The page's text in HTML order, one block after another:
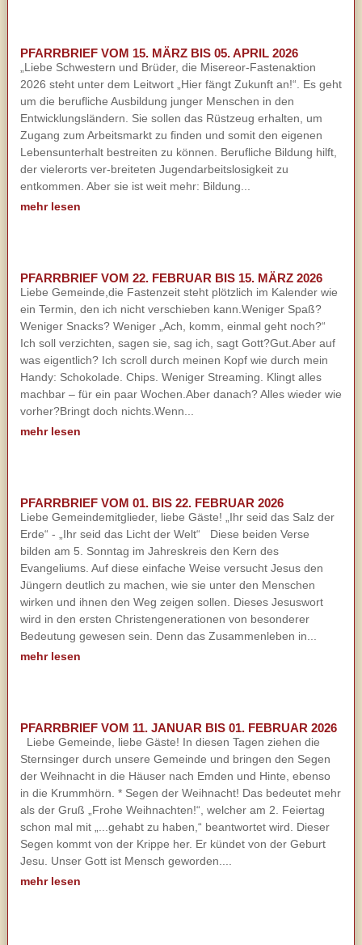
PFARRBRIEF VOM 15. MÄRZ BIS 05. APRIL 2026
„Liebe Schwestern und Brüder, die Misereor-Fastenaktion
2026 steht unter dem Leitwort „Hier fängt Zukunft an!“. Es geht
um die berufliche Ausbildung junger Menschen in den
Entwicklungsländern. Sie sollen das Rüstzeug erhalten, um
Zugang zum Arbeitsmarkt zu finden und somit den eigenen
Lebensunterhalt bestreiten zu können. Berufliche Bildung hilft,
der vielerorts ver-breiteten Jugendarbeitslosigkeit zu
entkommen. Aber sie ist weit mehr: Bildung...
mehr lesen
PFARRBRIEF VOM 22. FEBRUAR BIS 15. MÄRZ 2026
Liebe Gemeinde,die Fastenzeit steht plötzlich im Kalender wie
ein Termin, den ich nicht verschieben kann.Weniger Spaß?
Weniger Snacks? Weniger „Ach, komm, einmal geht noch?“
Ich soll verzichten, sagen sie, sag ich, sagt Gott?Gut.Aber auf
was eigentlich? Ich scroll durch meinen Kopf wie durch mein
Handy: Schokolade. Chips. Weniger Streaming. Klingt alles
machbar – für ein paar Wochen.Aber danach? Alles wieder wie
vorher?Bringt doch nichts.Wenn...
mehr lesen
PFARRBRIEF VOM 01. BIS 22. FEBRUAR 2026
Liebe Gemeindemitglieder, liebe Gäste! „Ihr seid das Salz der
Erde“ - „Ihr seid das Licht der Welt“ Diese beiden Verse
bilden am 5. Sonntag im Jahreskreis den Kern des
Evangeliums. Auf diese einfache Weise versucht Jesus den
Jüngern deutlich zu machen, wie sie unter den Menschen
wirken und ihnen den Weg zeigen sollen. Dieses Jesuswort
wird in den ersten Christengenerationen von besonderer
Bedeutung gewesen sein. Denn das Zusammenleben in...
mehr lesen
PFARRBRIEF VOM 11. JANUAR BIS 01. FEBRUAR 2026
Liebe Gemeinde, liebe Gäste! In diesen Tagen ziehen die
Sternsinger durch unsere Gemeinde und bringen den Segen
der Weihnacht in die Häuser nach Emden und Hinte, ebenso
in die Krummhörn. * Segen der Weihnacht! Das bedeutet mehr
als der Gruß „Frohe Weihnachten!“, welcher am 2. Feiertag
schon mal mit „...gehabt zu haben,“ beantwortet wird. Dieser
Segen kommt von der Krippe her. Er kündet von der Geburt
Jesu. Unser Gott ist Mensch geworden....
mehr lesen